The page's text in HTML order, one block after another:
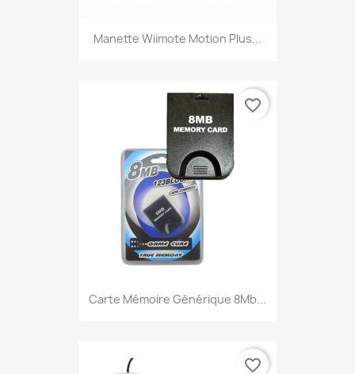
Manette Wiimote Motion Plus...
Carte Mémoire Générique 8Mb...
favorite_border
favorite_border